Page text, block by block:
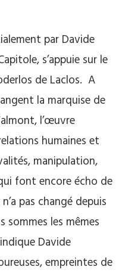
par Davide
s’appuie sur le
de Laclos. A
la marquise de
l’œuvre
humaines et
manipulation,
font encore écho de
pas changé depuis
sommes les mêmes
Davide
empreintes de